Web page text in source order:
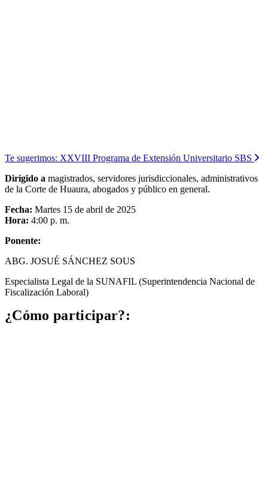
Te sugerimos: XXVIII Programa de Extensión Universitario SBS
Dirigido a magistrados, servidores jurisdiccionales, administrativos
de la Corte de Huaura, abogados y público en general.
Fecha: Martes 15 de abril de 2025
Hora: 4:00 p. m.
Ponente:
ABG. JOSUÉ SÁNCHEZ SOUS
Especialista Legal de la SUNAFIL (Superintendencia Nacional de
Fiscalización Laboral)
¿Cómo participar?: